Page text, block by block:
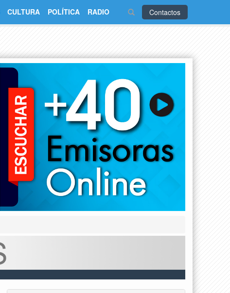
Contactos
CULTURA POLÍTICA RADIO